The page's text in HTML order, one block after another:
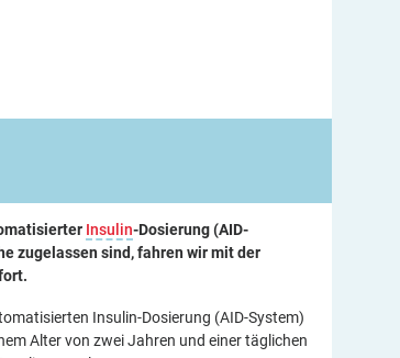
Insulin-Dosierung (AID-
zugelassen sind, fahren wir mit der
Insulin-Dosierung (AID-System)
Alter von zwei Jahren und einer täglichen